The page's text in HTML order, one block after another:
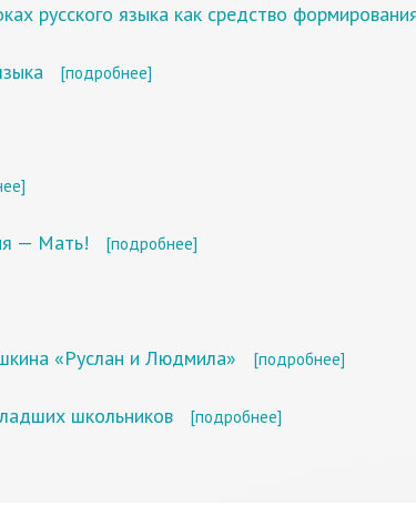
русского языка как средство
[подробнее]
— Мать! [подробнее]
«Руслан и Людмила» [подробнее]
школьников [подробнее]